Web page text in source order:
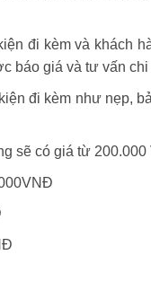
đi kèm và khách
báo giá và tư vấn chi
đi kèm như nẹp,
sẽ có giá từ